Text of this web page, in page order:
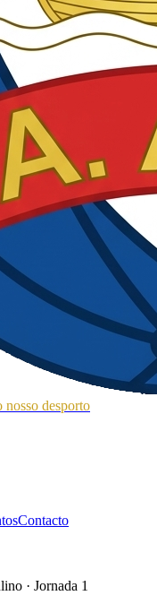
nosso desporto
Contacto
· Jornada 1